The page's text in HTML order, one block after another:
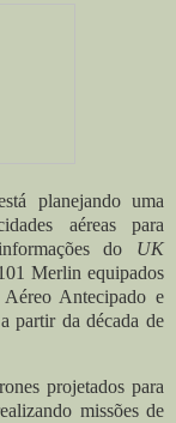
planejando uma
aéreas para
do UK
Merlin equipados
Antecipado e
a partir da década de
projetados para
missões de